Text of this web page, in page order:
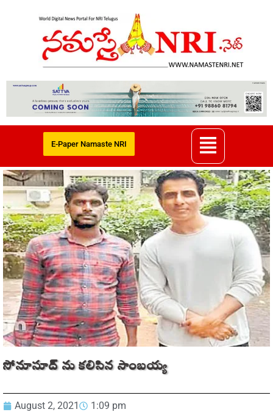
E-Paper Namaste NRI
సోనూసూద్ ను కలిసిన సాంబయ్య
August 2, 2021 1:09 pm